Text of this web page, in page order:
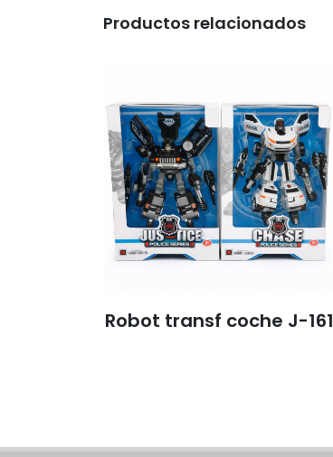
Productos relacionados
Robot transf coche J-161